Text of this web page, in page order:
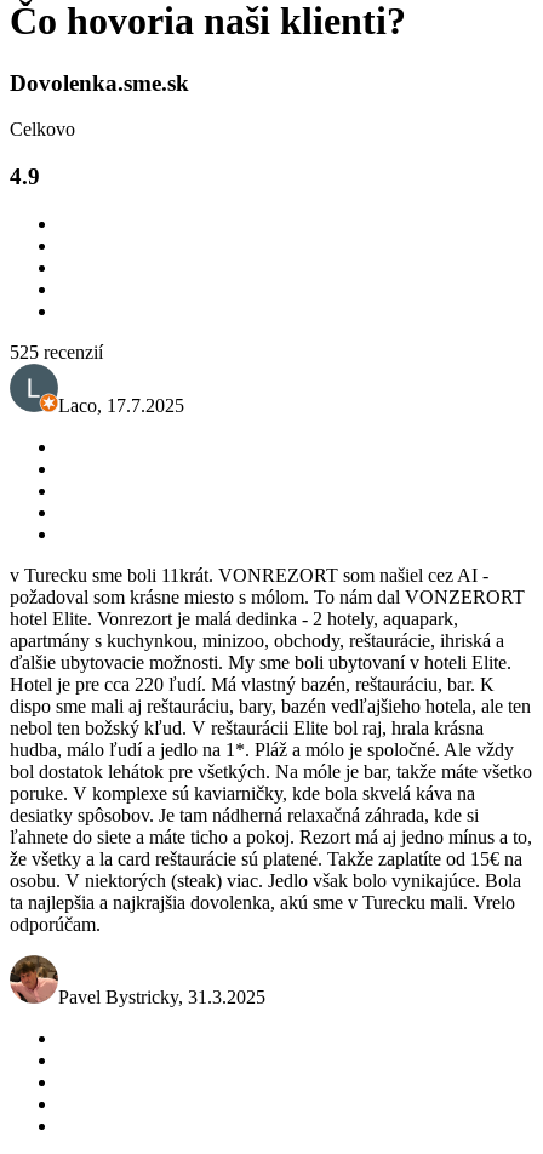
Čo hovoria naši klienti?
Dovolenka.sme.sk
Celkovo
4.9
525 recenzií
Laco, 17.7.2025
v Turecku sme boli 11krát. VONREZORT som našiel cez AI -
požadoval som krásne miesto s mólom. To nám dal VONZERORT
hotel Elite. Vonrezort je malá dedinka - 2 hotely, aquapark,
apartmány s kuchynkou, minizoo, obchody, reštaurácie, ihriská a
ďalšie ubytovacie možnosti. My sme boli ubytovaní v hoteli Elite.
Hotel je pre cca 220 ľudí. Má vlastný bazén, reštauráciu, bar. K
dispo sme mali aj reštauráciu, bary, bazén vedľajšieho hotela, ale ten
nebol ten božský kľud. V reštaurácii Elite bol raj, hrala krásna
hudba, málo ľudí a jedlo na 1*. Pláž a mólo je spoločné. Ale vždy
bol dostatok lehátok pre všetkých. Na móle je bar, takže máte všetko
poruke. V komplexe sú kaviarničky, kde bola skvelá káva na
desiatky spôsobov. Je tam nádherná relaxačná záhrada, kde si
ľahnete do siete a máte ticho a pokoj. Rezort má aj jedno mínus a to,
že všetky a la card reštaurácie sú platené. Takže zaplatíte od 15€ na
osobu. V niektorých (steak) viac. Jedlo však bolo vynikajúce. Bola
ta najlepšia a najkrajšia dovolenka, akú sme v Turecku mali. Vrelo
odporúčam.
Pavel Bystricky, 31.3.2025